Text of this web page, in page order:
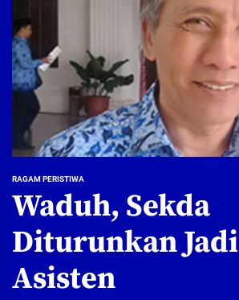
RAGAM PERISTIWA
Waduh, Sekda
Diturunkan Jadi
Asisten